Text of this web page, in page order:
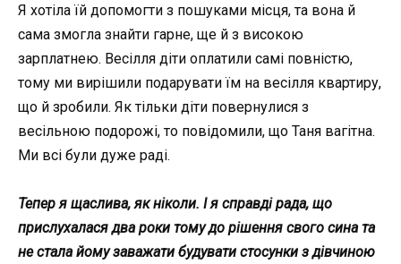
Я хотіла їй допомогти з пошуками місця, та вона й
сама змогла знайти гарне, ще й з високою
зарплатнею. Весілля діти оплатили самі повністю,
тому ми вирішили подарувати їм на весілля квартиру,
що й зробили. Як тільки діти повернулися з
весільною подорожі, то повідомили, що Таня вагітна.
Ми всі були дуже раді.
Тепер я щаслива, як ніколи. І я справді рада, що
прислухалася два роки тому до рішення свого сина та
не стала йому заважати будувати стосунки з дівчиною